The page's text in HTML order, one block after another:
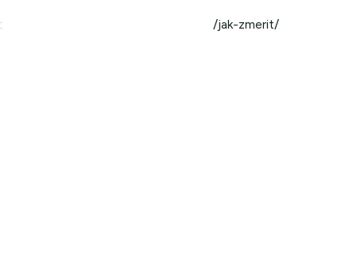
: /jak-zmerit/